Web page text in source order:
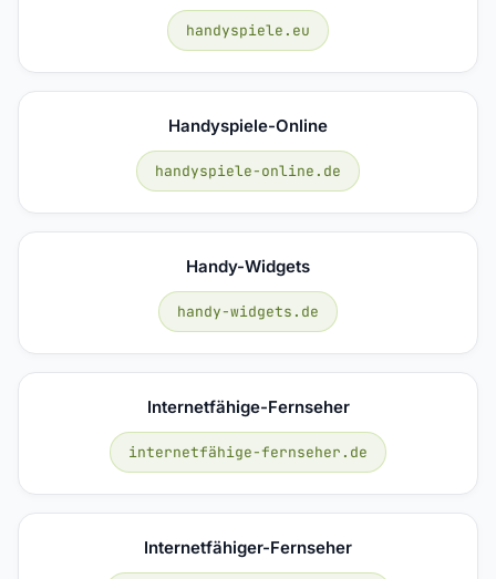
handyspiele.eu
Handyspiele-Online
handyspiele-online.de
Handy-Widgets
handy-widgets.de
Internetfähige-Fernseher
internetfähige-fernseher.de
Internetfähiger-Fernseher